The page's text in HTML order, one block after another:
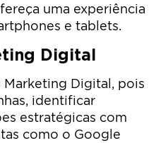
uma experiência
e tablets.
Digital
Marketing Digital, pois
identificar
estratégicas com
como o Google